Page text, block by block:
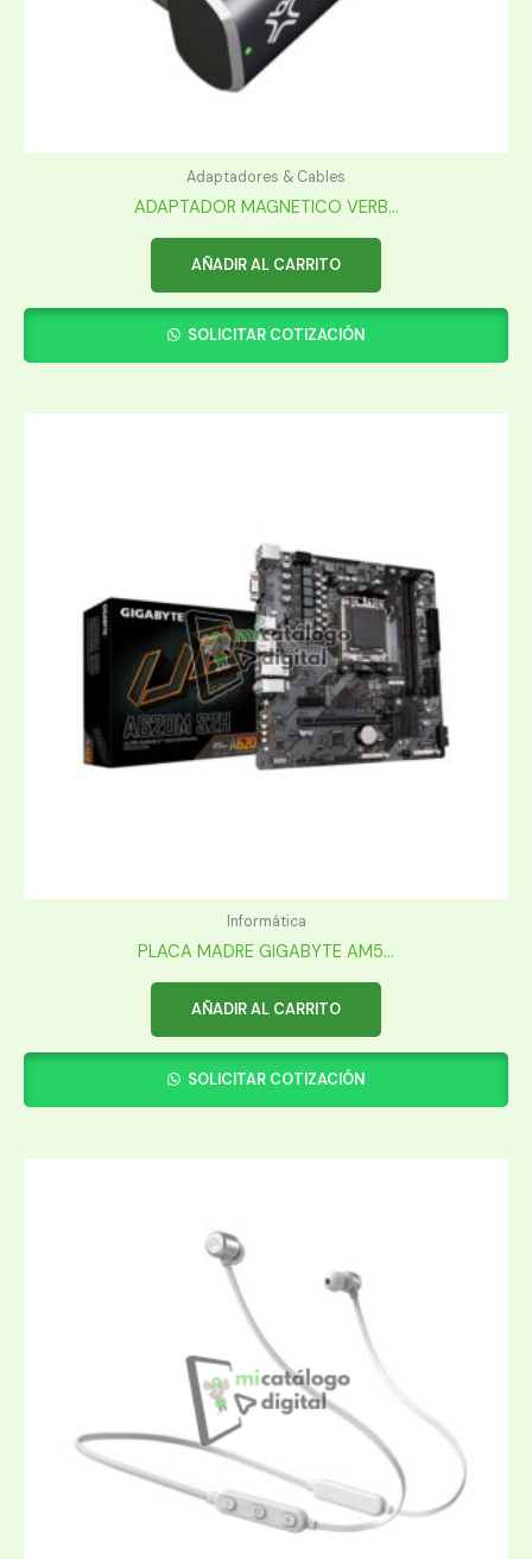
Adaptadores & Cables
ADAPTADOR MAGNETICO VERB...
AÑADIR AL CARRITO
SOLICITAR COTIZACIÓN
Informática
PLACA MADRE GIGABYTE AM5...
AÑADIR AL CARRITO
SOLICITAR COTIZACIÓN